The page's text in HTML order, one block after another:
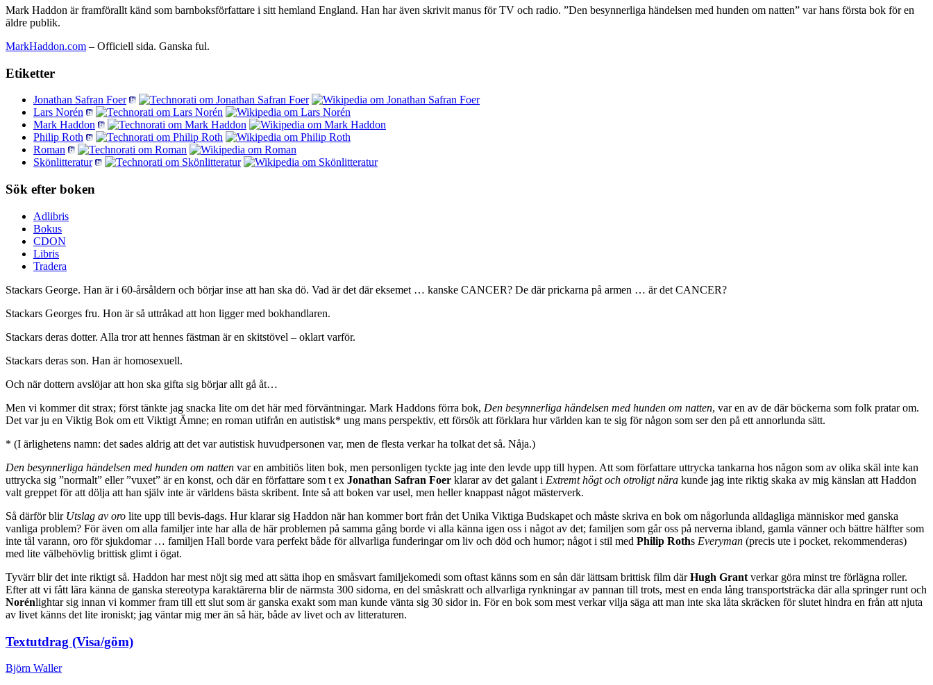
Mark Haddon är framförallt känd som barnboksförfattare i sitt hemland England. Han har även skrivit manus för TV och radio. ”Den besynnerliga händelsen med hunden om natten” var hans första bok för en
äldre publik.
MarkHaddon.com – Officiell sida. Ganska ful.
Etiketter
Jonathan Safran Foer
Lars Norén
Mark Haddon
Philip Roth
Roman
Skönlitteratur
Sök efter boken
Adlibris
Bokus
CDON
Libris
Tradera
Stackars George. Han är i 60-årsåldern och börjar inse att han ska dö. Vad är det där eksemet … kanske CANCER? De där prickarna på armen … är det CANCER?
Stackars Georges fru. Hon är så uttråkad att hon ligger med bokhandlaren.
Stackars deras dotter. Alla tror att hennes fästman är en skitstövel – oklart varför.
Stackars deras son. Han är homosexuell.
Och när dottern avslöjar att hon ska gifta sig börjar allt gå åt…
Men vi kommer dit strax; först tänkte jag snacka lite om det här med förväntningar. Mark Haddons förra bok, Den besynnerliga händelsen med hunden om natten, var en av de där böckerna som folk pratar om.
Det var ju en Viktig Bok om ett Viktigt Ämne; en roman utifrån en autistisk* ung mans perspektiv, ett försök att förklara hur världen kan te sig för någon som ser den på ett annorlunda sätt.
* (I ärlighetens namn: det sades aldrig att det var autistisk huvudpersonen var, men de flesta verkar ha tolkat det så. Nåja.)
Den besynnerliga händelsen med hunden om natten var en ambitiös liten bok, men personligen tyckte jag inte den levde upp till hypen. Att som författare uttrycka tankarna hos någon som av olika skäl inte kan
uttrycka sig ”normalt” eller ”vuxet” är en konst, och där en författare som t ex Jonathan Safran Foer klarar av det galant i Extremt högt och otroligt nära kunde jag inte riktig skaka av mig känslan att Haddon
valt greppet för att dölja att han själv inte är världens bästa skribent. Inte så att boken var usel, men heller knappast något mästerverk.
Så därför blir Utslag av oro lite upp till bevis-dags. Hur klarar sig Haddon när han kommer bort från det Unika Viktiga Budskapet och måste skriva en bok om någorlunda alldagliga människor med ganska
vanliga problem? För även om alla familjer inte har alla de här problemen på samma gång borde vi alla känna igen oss i något av det; familjen som går oss på nerverna ibland, gamla vänner och bättre hälfter som
inte tål varann, oro för sjukdomar … familjen Hall borde vara perfekt både för allvarliga funderingar om liv och död och humor; något i stil med Philip Roths Everyman (precis ute i pocket, rekommenderas)
med lite välbehövlig brittisk glimt i ögat.
Tyvärr blir det inte riktigt så. Haddon har mest nöjt sig med att sätta ihop en småsvart familjekomedi som oftast känns som en sån där lättsam brittisk film därHugh Grant verkar göra minst tre förlägna roller.
Efter att vi fått lära känna de ganska stereotypa karaktärerna blir de närmsta 300 sidorna, en del småskratt och allvarliga rynkningar av pannan till trots, mest en enda lång transportsträcka där alla springer runt och
Norénlightar sig innan vi kommer fram till ett slut som är ganska exakt som man kunde vänta sig 30 sidor in. För en bok som mest verkar vilja säga att man inte ska låta skräcken för slutet hindra en från att njuta
av livet känns det lite ironiskt; jag väntar mig mer än så här, både av livet och av litteraturen.
Textutdrag (Visa/göm)
Björn Waller